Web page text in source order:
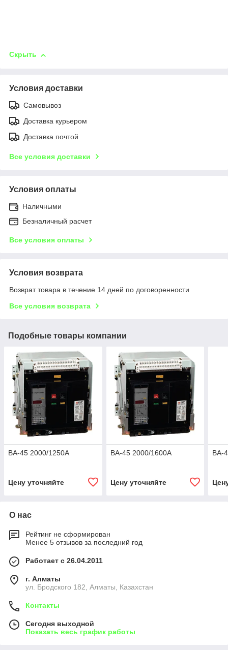
Скрыть
Условия доставки
Самовывоз
Доставка курьером
Доставка почтой
Все условия доставки
Условия оплаты
Наличными
Безналичный расчет
Все условия оплаты
Условия возврата
Возврат товара в течение 14 дней по договоренности
Все условия возврата
Подобные товары компании
ВА-45 2000/1250А
Цену уточняйте
ВА-45 2000/1600А
Цену уточняйте
ВА-
О нас
Рейтинг не сформирован
Менее 5 отзывов за последний год
Работает с 26.04.2011
г. Алматы
ул. Бродского 182, Алматы, Казахстан
Контакты
Сегодня выходной
Показать весь график работы